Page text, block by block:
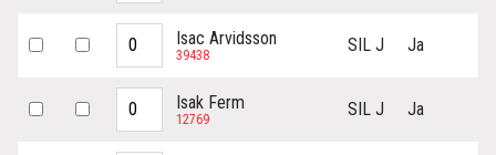
Isac Arvidsson
39438 SIL J Ja
Isak Ferm
12769 SIL J Ja